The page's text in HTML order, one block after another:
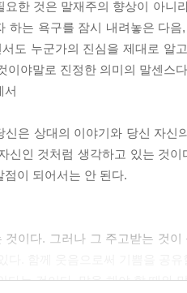
요한 것은 말재주의 향상이 아니
하는 욕구를 잠시 내려놓은 다
도 누군가의 진심을 제대로 알
이야말로 진정한 의미의 말센스
서
신은 상대의 이야기와 당신 자신
신인 것처럼 생각하고 있는 것
점이 되어서는 안 된다.
것이다. 그러나 그 주고받는 것
다는 것이다. 말을 해야 할 때와